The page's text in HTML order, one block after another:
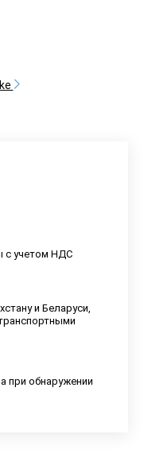
с учетом НДС
и Беларуси,
при обнаружении